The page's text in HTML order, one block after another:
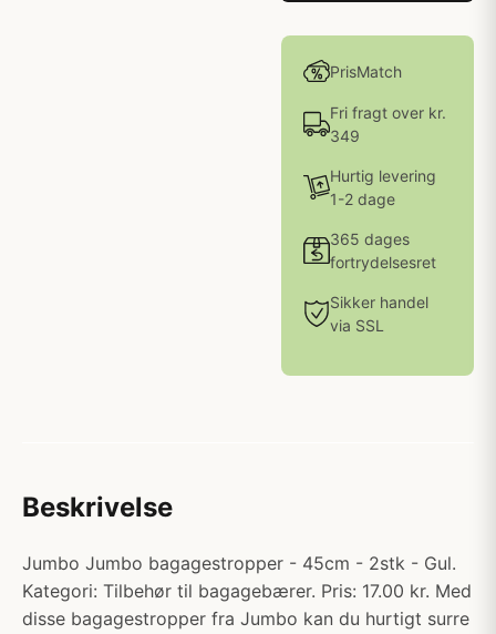
PrisMatch
Fri fragt over kr.
349
Hurtig levering
1-2 dage
365 dages
fortrydelsesret
Sikker handel
via SSL
Beskrivelse
Jumbo Jumbo bagagestropper - 45cm - 2stk - Gul.
Kategori: Tilbehør til bagagebærer. Pris: 17.00 kr. Med
disse bagagestropper fra Jumbo kan du hurtigt surre